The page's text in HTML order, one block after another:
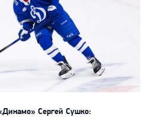
Сергей Сушко: